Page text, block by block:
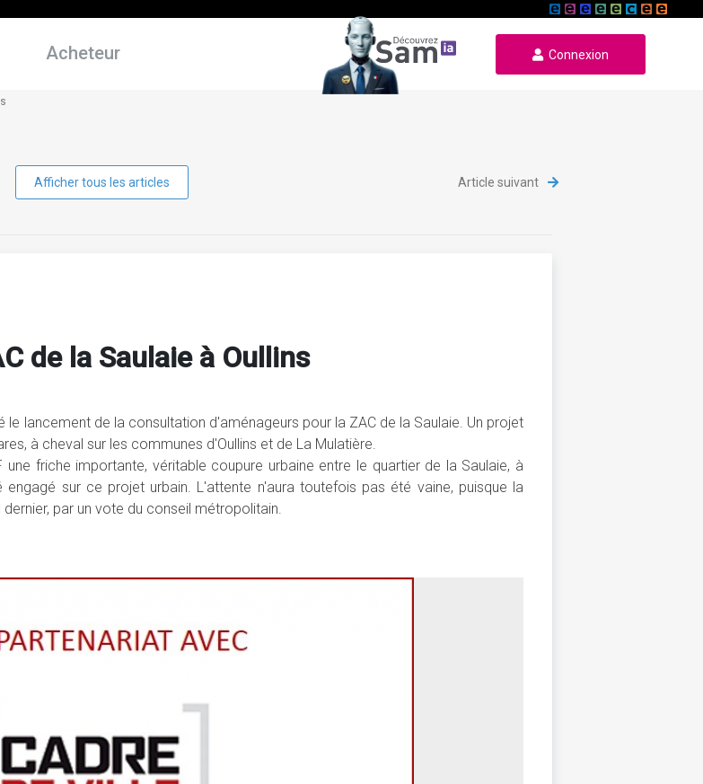
Acheteur Connexion
Afficher tous les articles Article suivant
de la Saulaie à Oullins
lancement de la consultation d'aménageurs pour la ZAC de la Saulaie. Un projet
à cheval sur les communes d'Oullins et de La Mulatière.
friche importante, véritable coupure urbaine entre le quartier de la Saulaie, à
sur ce projet urbain. L'attente n'aura toutefois pas été vaine, puisque la
par un vote du conseil métropolitain.